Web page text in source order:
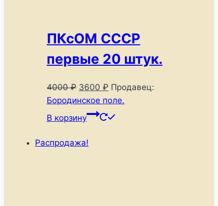
ПКсОМ СССР
первые 20 штук.
4000₽ Первоначальная
цена
составляла
4000 ₽.
3600 ₽ Текущая
цена:
3600 ₽.
Продавец:
Бородинское поле.
В корзину
Распродажа!